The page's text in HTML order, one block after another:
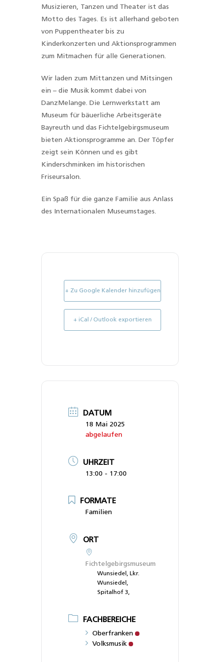
Musizieren, Tanzen und Theater ist das
Motto des Tages. Es ist allerhand geboten
von Puppentheater bis zu
Kinderkonzerten und Aktionsprogrammen
zum Mitmachen für alle Generationen.
Wir laden zum Mittanzen und Mitsingen
ein – die Musik kommt dabei von
DanzMelange. Die Lernwerkstatt am
Museum für bäuerliche Arbeitsgeräte
Bayreuth und das Fichtelgebirgsmuseum
bieten Aktionsprogramme an. Der Töpfer
zeigt sein Können und es gibt
Kinderschminken im historischen
Friseursalon.
Ein Spaß für die ganze Familie aus Anlass
des Internationalen Museumstages.
+ Zu Google Kalender hinzufügen
+ iCal / Outlook exportieren
DATUM
18 Mai 2025
abgelaufen
UHRZEIT
13:00 - 17:00
FORMATE
Familien
ORT
Fichtelgebirgsmuseum
Wunsiedel, Lkr.
Wunsiedel,
Spitalhof 3,
FACHBEREICHE
Oberfranken
Volksmusik